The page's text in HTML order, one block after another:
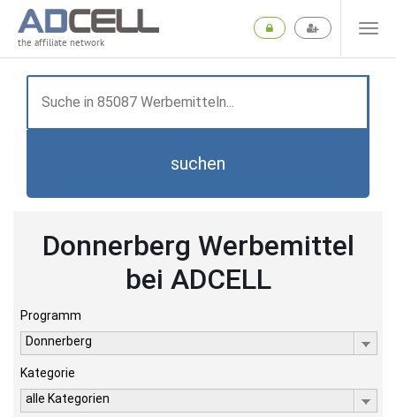
the affiliate network
suchen
Donnerberg Werbemittel
bei ADCELL
Programm
Donnerberg
Kategorie
alle Kategorien